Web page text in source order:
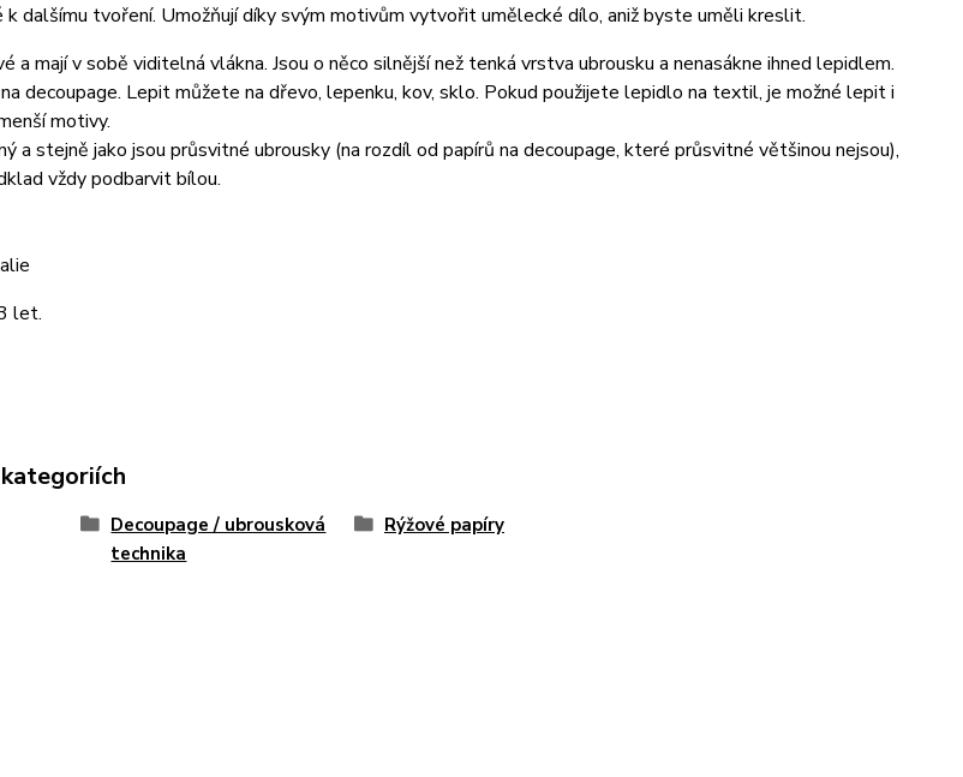
k dalšímu tvoření. Umožňují díky svým motivům vytvořit umělecké dílo, aniž byste uměli kreslit.
a mají v sobě viditelná vlákna. Jsou o něco silnější než tenká vrstva ubrousku a nenasákne ihned lepidlem.
decoupage. Lepit můžete na dřevo, lepenku, kov, sklo. Pokud použijete lepidlo na textil, je možné lepit i
motivy.
a stejně jako jsou průsvitné ubrousky (na rozdíl od papírů na decoupage, které průsvitné většinou nejsou),
vždy podbarvit bílou.
let.
Decoupage / ubrousková
technika
Rýžové papíry